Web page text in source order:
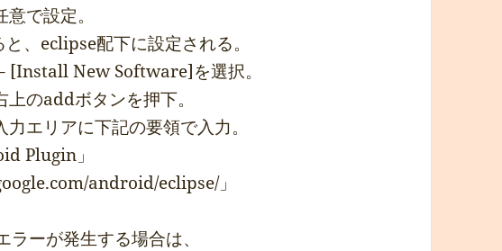
で設定。
、eclipse配下に設定される。
[Install New Software]を選択。
のaddボタンを押下。
エリアに下記の要領で入力。
Plugin」
android/eclipse/」
ーが発生する場合は、